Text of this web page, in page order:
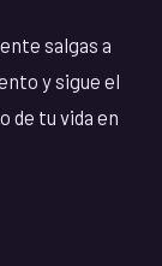
salgas a
y sigue el
de tu vida en